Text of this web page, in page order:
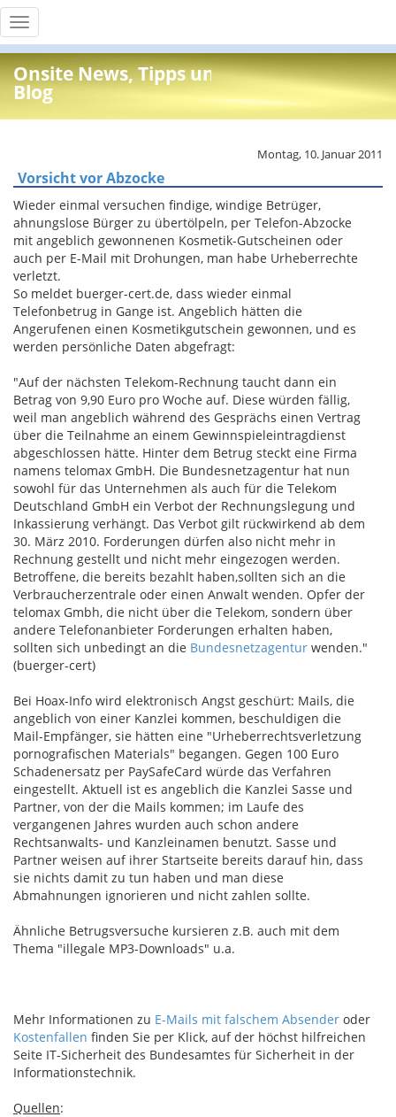
Toggle
navigation
Onsite News, Tipps und Info
Blog
Montag, 10. Januar 2011
Vorsicht vor Abzocke
Wieder einmal versuchen findige, windige Betrüger,
ahnungslose Bürger zu übertölpeln, per Telefon-Abzocke
mit angeblich gewonnenen Kosmetik-Gutscheinen oder
auch per E-Mail mit Drohungen, man habe Urheberrechte
verletzt.
So meldet buerger-cert.de, dass wieder einmal
Telefonbetrug in Gange ist. Angeblich hätten die
Angerufenen einen Kosmetikgutschein gewonnen, und es
werden persönliche Daten abgefragt:
"Auf der nächsten Telekom-Rechnung taucht dann ein
Betrag von 9,90 Euro pro Woche auf. Diese würden fällig,
weil man angeblich während des Gesprächs einen Vertrag
über die Teilnahme an einem Gewinnspieleintragdienst
abgeschlossen hätte. Hinter dem Betrug steckt eine Firma
namens telomax GmbH. Die Bundesnetzagentur hat nun
sowohl für das Unternehmen als auch für die Telekom
Deutschland GmbH ein Verbot der Rechnungslegung und
Inkassierung verhängt. Das Verbot gilt rückwirkend ab dem
30. März 2010. Forderungen dürfen also nicht mehr in
Rechnung gestellt und nicht mehr eingezogen werden.
Betroffene, die bereits bezahlt haben,sollten sich an die
Verbraucherzentrale oder einen Anwalt wenden. Opfer der
telomax Gmbh, die nicht über die Telekom, sondern über
andere Telefonanbieter Forderungen erhalten haben,
sollten sich unbedingt an die Bundesnetzagentur wenden."
(buerger-cert)
Bei Hoax-Info wird elektronisch Angst geschürt: Mails, die
angeblich von einer Kanzlei kommen, beschuldigen die
Mail-Empfänger, sie hätten eine "Urheberrechtsverletzung
pornografischen Materials" begangen. Gegen 100 Euro
Schadenersatz per PaySafeCard würde das Verfahren
eingestellt. Aktuell ist es angeblich die Kanzlei Sasse und
Partner, von der die Mails kommen; im Laufe des
vergangenen Jahres wurden auch schon andere
Rechtsanwalts- und Kanzleinamen benutzt. Sasse und
Partner weisen auf ihrer Startseite bereits darauf hin, dass
sie nichts damit zu tun haben und man diese
Abmahnungen ignorieren und nicht zahlen sollte.
Ähnliche Betrugsversuche kursieren z.B. auch mit dem
Thema "illegale MP3-Downloads" u.a.
Mehr Informationen zu E-Mails mit falschem Absender oder
Kostenfallen finden Sie per Klick, auf der höchst hilfreichen
Seite IT-Sicherheit des Bundesamtes für Sicherheit in der
Informationstechnik.
Quellen: